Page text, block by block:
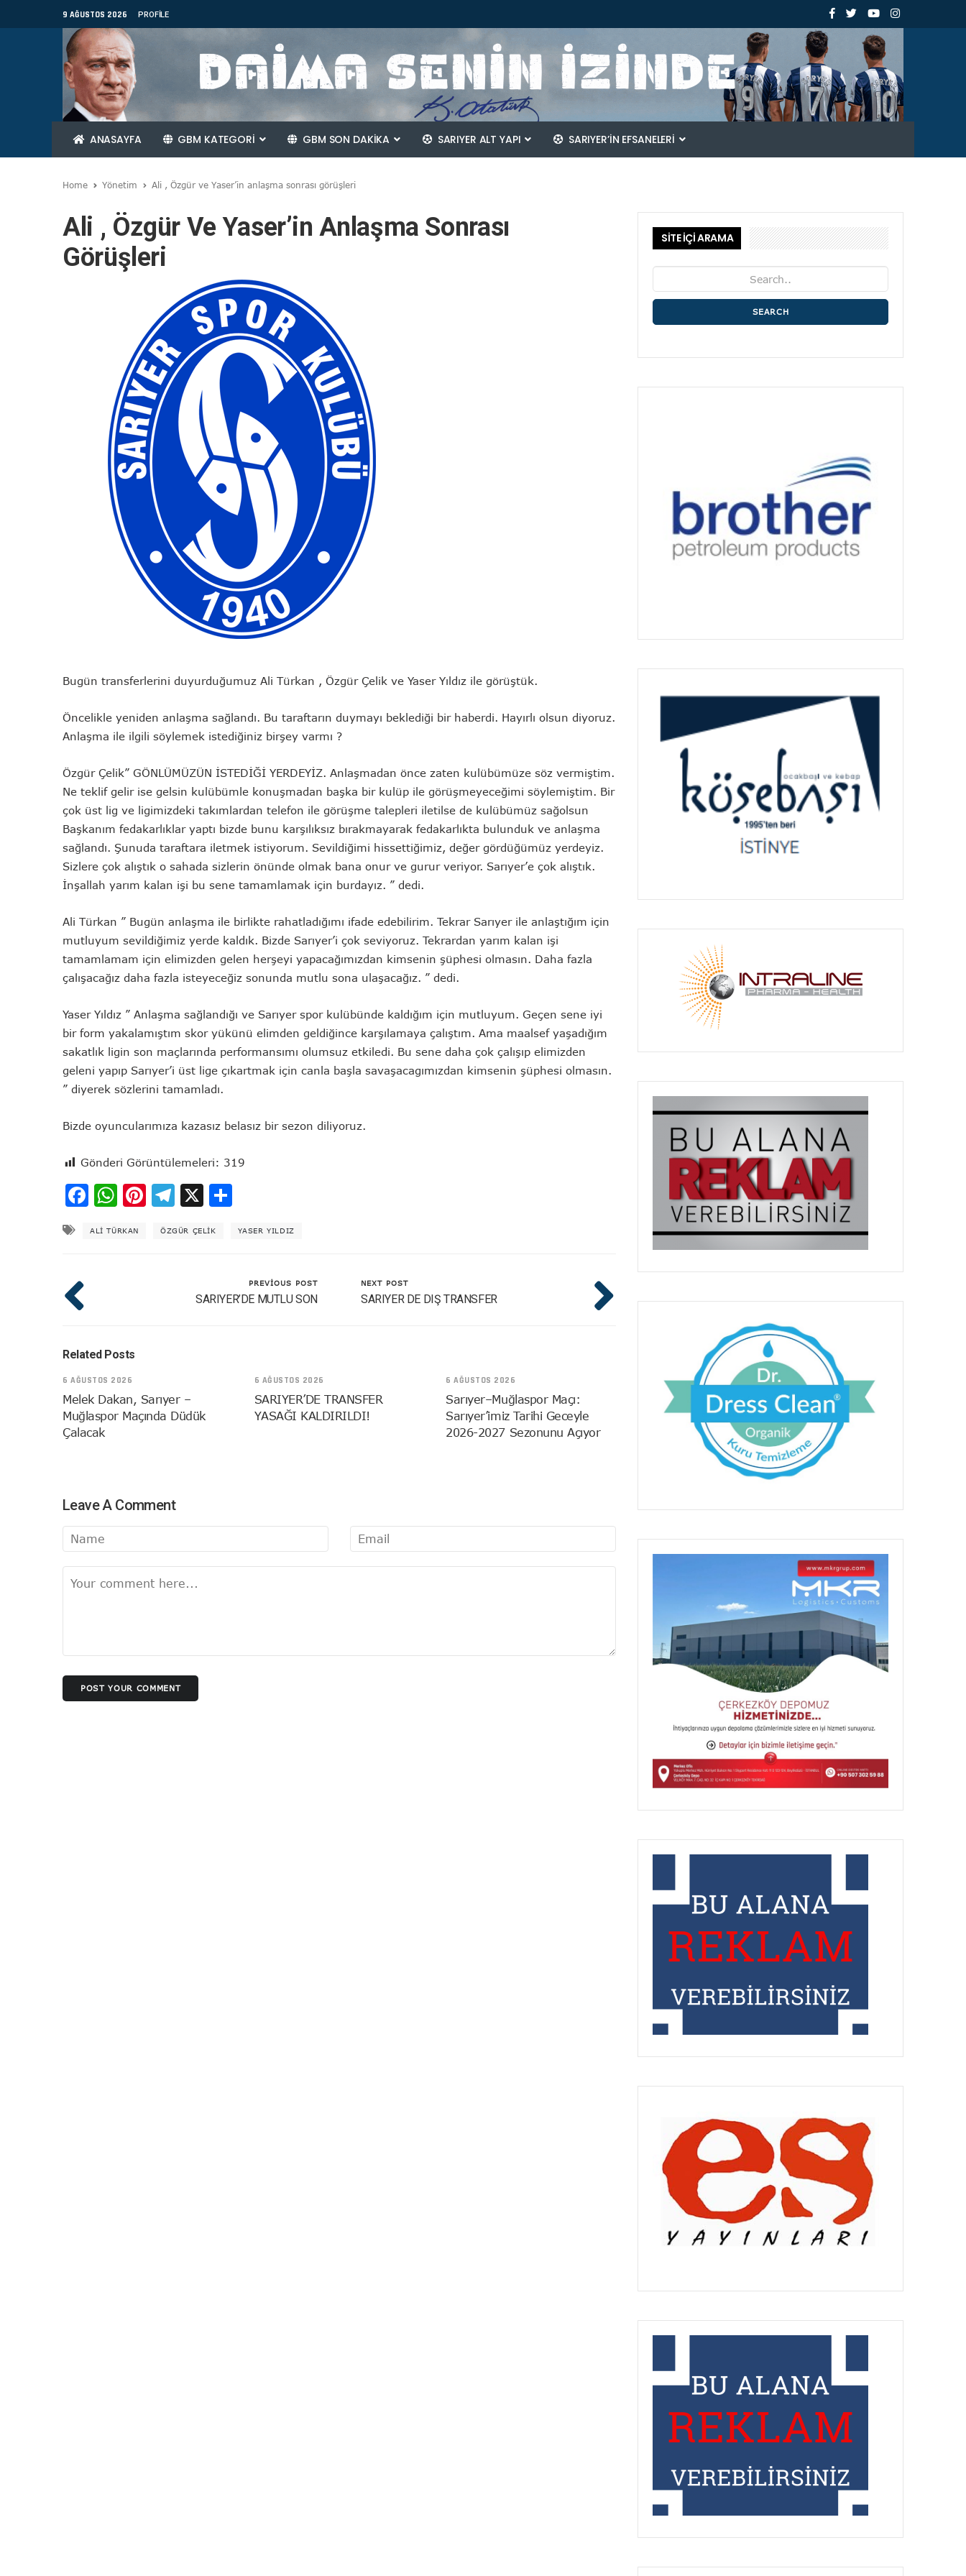
9 AĞUSTOS 2026 PROFILE
ANASAYFA GBM KATEGORİ GBM SON DAKİKA SARIYER ALT YAPI SARIYER’IN EFSANELERI
Home Yönetim Ali , Özgür ve Yaser’in anlaşma sonrası görüşleri
Ali , Özgür Ve Yaser’in Anlaşma Sonrası
Görüşleri
Bugün transferlerini duyurduğumuz Ali Türkan , Özgür Çelik ve Yaser Yıldız ile görüştük.
Öncelikle yeniden anlaşma sağlandı. Bu taraftarın duymayı beklediği bir haberdi. Hayırlı olsun diyoruz.
Anlaşma ile ilgili söylemek istediğiniz birşey varmı ?
Özgür Çelik” GÖNLÜMÜZÜN İSTEDİĞİ YERDEYİZ. Anlaşmadan önce zaten kulübümüze söz vermiştim.
Ne teklif gelir ise gelsin kulübümle konuşmadan başka bir kulüp ile görüşmeyeceğimi söylemiştim. Bir
çok üst lig ve ligimizdeki takımlardan telefon ile görüşme talepleri iletilse de kulübümüz sağolsun
Başkanım fedakarlıklar yaptı bizde bunu karşılıksız bırakmayarak fedakarlıkta bulunduk ve anlaşma
sağlandı. Şunuda taraftara iletmek istiyorum. Sevildiğimi hissettiğimiz, değer gördüğümüz yerdeyiz.
Sizlere çok alıştık o sahada sizlerin önünde olmak bana onur ve gurur veriyor. Sarıyer’e çok alıştık.
İnşallah yarım kalan işi bu sene tamamlamak için burdayız. ” dedi.
Ali Türkan ” Bugün anlaşma ile birlikte rahatladığımı ifade edebilirim. Tekrar Sarıyer ile anlaştığım için
mutluyum sevildiğimiz yerde kaldık. Bizde Sarıyer’i çok seviyoruz. Tekrardan yarım kalan işi
tamamlamam için elimizden gelen herşeyi yapacağımızdan kimsenin şüphesi olmasın. Daha fazla
çalışacağız daha fazla isteyeceğiz sonunda mutlu sona ulaşacağız. ” dedi.
Yaser Yıldız ” Anlaşma sağlandığı ve Sarıyer spor kulübünde kaldığım için mutluyum. Geçen sene iyi
bir form yakalamıştım skor yükünü elimden geldiğince karşılamaya çalıştım. Ama maalsef yaşadığım
sakatlık ligin son maçlarında performansımı olumsuz etkiledi. Bu sene daha çok çalışıp elimizden
geleni yapıp Sarıyer’i üst lige çıkartmak için canla başla savaşacagımızdan kimsenin şüphesi olmasın.
” diyerek sözlerini tamamladı.
Bizde oyuncularımıza kazasız belasız bir sezon diliyoruz.
Gönderi Görüntülemeleri: 319
Facebook
WhatsApp
Pinterest
Telegram
X
ALI TÜRKAN ÖZGÜR ÇELIK YASER YILDIZ
PREVIOUS POST
SARIYER’DE MUTLU SON
NEXT POST
SARIYER DE DIŞ TRANSFER
Related Posts
6 AĞUSTOS 2026
Melek Dakan, Sarıyer –
Muğlaspor Maçında Düdük
Çalacak
6 AĞUSTOS 2026
SARIYER’DE TRANSFER
YASAĞI KALDIRILDI!
6 AĞUSTOS 2026
Sarıyer–Muğlaspor Maçı:
Sarıyer’imiz Tarihi Geceyle
2026-2027 Sezonunu Açıyor
Leave A Comment
POST YOUR COMMENT
SİTE İÇİ ARAMA
SEARCH